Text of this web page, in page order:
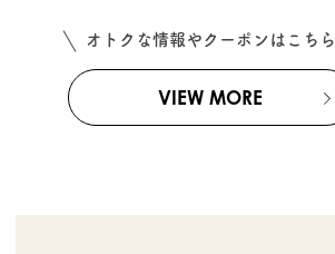
オトクな情報やクーポンはこちら
VIEW MORE